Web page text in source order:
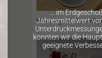
... im
Jahresmittelwert
konnten wir die
geeignete